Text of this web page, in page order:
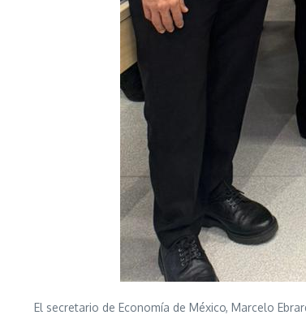
El secretario de Economía de México, Marcelo